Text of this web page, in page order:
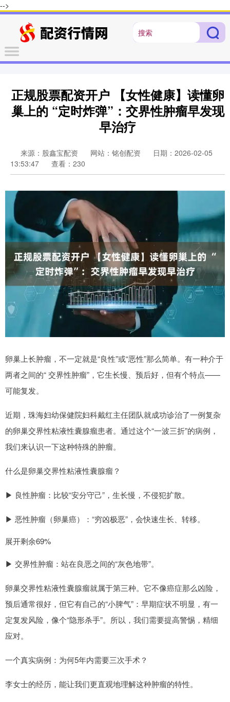
-->
正规股票配资开户 【女性健康】读懂卵
巢上的 “定时炸弹”：交界性肿瘤早发现
早治疗
来源：股鑫宝配资 网站：铭创配资
日期：2026-02-05
13:53:47
查看：230
卵巢上长肿瘤，不一定就是“良性”或“恶性”那么简单。有一种介于
两者之间的“ 交界性肿瘤”，它生长慢、预后好，但有个特点——
可能复发。
近期，珠海妇幼保健院妇科戴红主任团队就成功诊治了一例复杂
的卵巢交界性粘液性囊腺瘤患者。通过这个“一波三折”的病例，
我们来认识一下这种特殊的肿瘤。
什么是卵巢交界性粘液性囊腺瘤？
▶ 良性肿瘤：比较“安分守己”，生长慢，不侵犯扩散。
▶ 恶性肿瘤（卵巢癌）：“穷凶极恶”，会快速生长、转移。
展开剩余69%
▶ 交界性肿瘤：站在良恶之间的“灰色地带”。
卵巢交界性粘液性囊腺瘤就属于第三种。它不像癌症那么凶险，
预后通常很好，但它有自己的“小脾气”：早期症状不明显，有一
定复发风险，像个“隐形杀手”。所以，我们需要提高警惕，精细
应对。
一个真实病例：为何5年内需要三次手术？
李女士的经历，能让我们更直观地理解这种肿瘤的特性。